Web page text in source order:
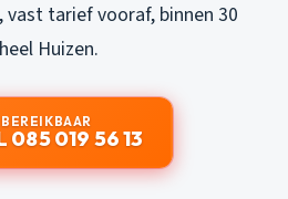
vast tarief vooraf, binnen 30
Huizen.
085 019 56 13